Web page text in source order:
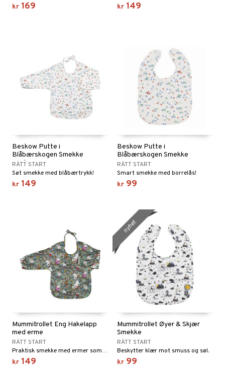
kr 169 kr 149
Beskow Putte i
Blåbærskogen Smekke
med ermer
RÄTT START
Søt smekke med blåbærtrykk!
kr 149
Beskow Putte i
Blåbærskogen Smekke
RÄTT START
Smart smekke med borrelås!
kr 99
Mummitrollet Eng Hakelapp
med erme
RÄTT START
Praktisk smekke med ermer som kan brukes både til å spise og leke med et Mummi-motiv.
kr 149
Mummitrollet Øyer & Skjær
Smekke
RÄTT START
Beskytter klær mot smuss og søl.
kr 99
nyhet